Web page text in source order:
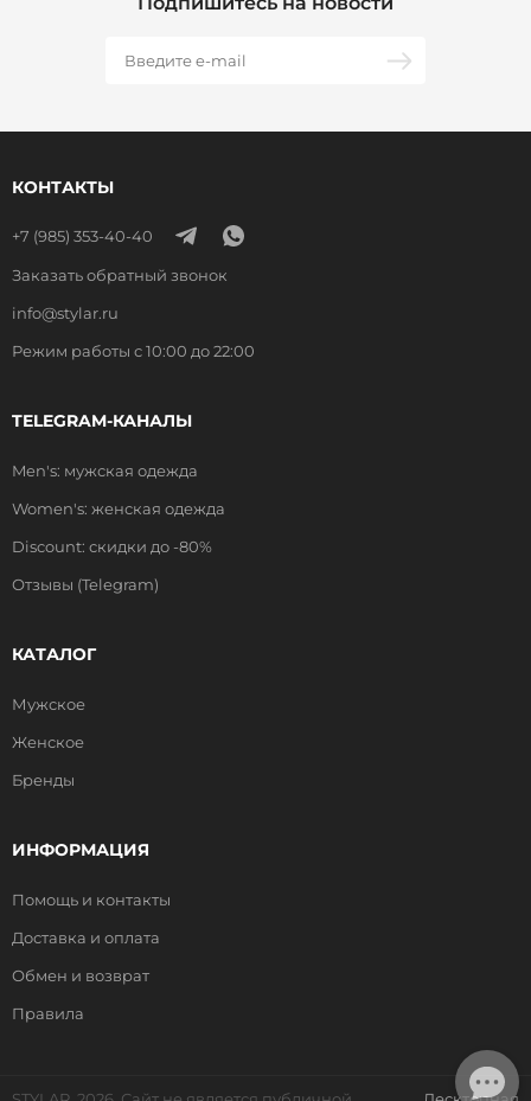
КОНТАКТЫ
+7 (985) 353-40-40
Заказать обратный звонок
info@stylar.ru
Режим работы с 10:00 до 22:00
TELEGRAM-КАНАЛЫ
Men's: мужская одежда
Women's: женская одежда
Discount: скидки до -80%
Отзывы (Telegram)
КАТАЛОГ
Мужское
Женское
Бренды
ИНФОРМАЦИЯ
Помощь и контакты
Доставка и оплата
Обмен и возврат
Правила